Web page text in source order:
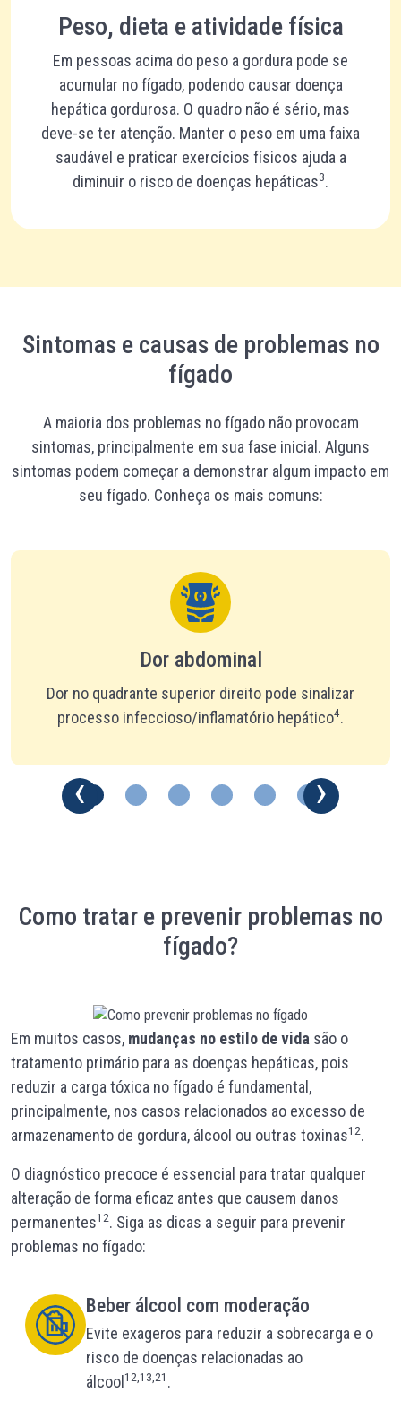
Peso, dieta e atividade física
Em pessoas acima do peso a gordura pode se
acumular no fígado, podendo causar doença
hepática gordurosa. O quadro não é sério, mas
deve-se ter atenção. Manter o peso em uma faixa
saudável e praticar exercícios físicos ajuda a
diminuir o risco de doenças hepáticas3.
Sintomas e causas de problemas no
fígado
A maioria dos problemas no fígado não provocam
sintomas, principalmente em sua fase inicial. Alguns
sintomas podem começar a demonstrar algum impacto em
seu fígado. Conheça os mais comuns:
Dor abdominal
Dor no quadrante superior direito pode sinalizar
processo infeccioso/inflamatório hepático4.
Como tratar e prevenir problemas no
fígado?
Em muitos casos, mudanças no estilo de vida são o
tratamento primário para as doenças hepáticas, pois
reduzir a carga tóxica no fígado é fundamental,
principalmente, nos casos relacionados ao excesso de
armazenamento de gordura, álcool ou outras toxinas12.
O diagnóstico precoce é essencial para tratar qualquer
alteração de forma eficaz antes que causem danos
permanentes12. Siga as dicas a seguir para prevenir
problemas no fígado:
Beber álcool com moderação
Evite exageros para reduzir a sobrecarga e o
risco de doenças relacionadas ao
álcool12,13,21 .